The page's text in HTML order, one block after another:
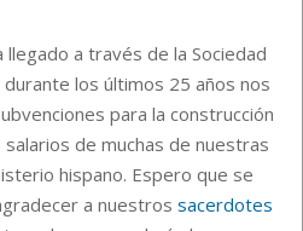
a través de la Sociedad
los últimos 25 años nos
para la construcción
de muchas de nuestras
hispano. Espero que se
a nuestros sacerdotes